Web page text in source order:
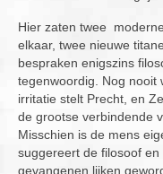
Hier zaten twee
elkaar, twee nieuwe
bespraken enigszins
tegenwoordig. Nog nooit
irritatie stelt Precht, en
de grootse verbindende
Misschien is de mens
suggereert de filosoof
gevangenen lijken